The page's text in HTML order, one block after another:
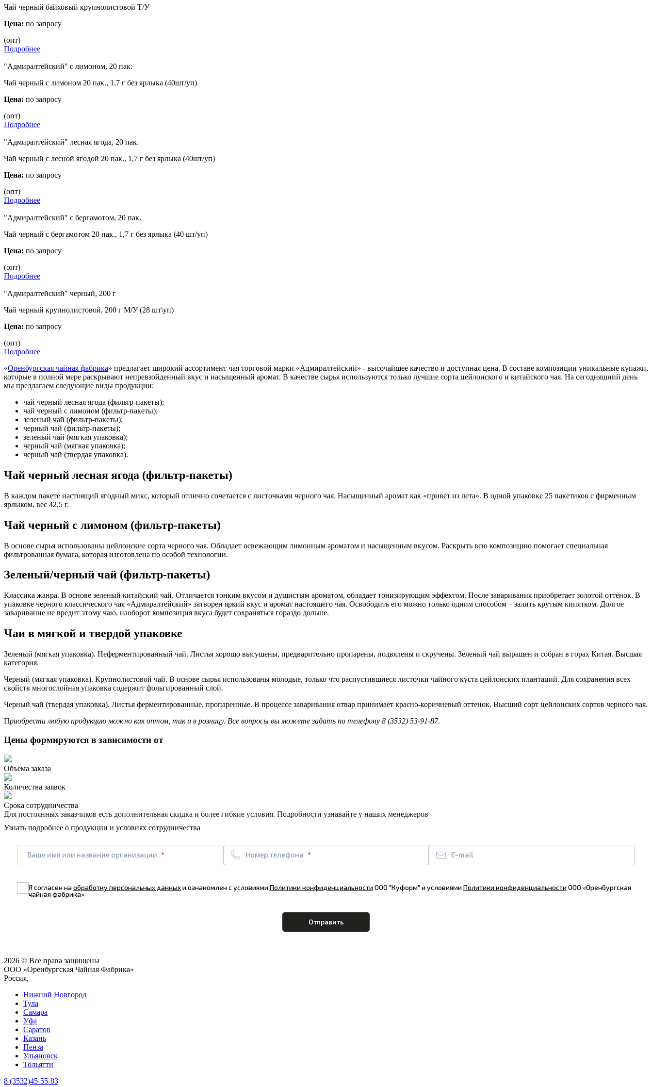
Чай черный байховый крупнолистовой Т/У
Цена: по запросу
(опт)
Подробнее
"Адмиралтейский" с лимоном, 20 пак.
Чай черный с лимоном 20 пак., 1,7 г без ярлыка (40шт/уп)
Цена: по запросу
(опт)
Подробнее
"Адмиралтейский" лесная ягода, 20 пак.
Чай черный с лесной ягодой 20 пак., 1,7 г без ярлыка (40шт/уп)
Цена: по запросу
(опт)
Подробнее
"Адмиралтейский" с бергамотом, 20 пак.
Чай черный с бергамотом 20 пак., 1,7 г без ярлыка (40 шт/уп)
Цена: по запросу
(опт)
Подробнее
"Адмиралтейский" черный, 200 г
Чай черный крупнолистовой, 200 г М/У (28 шт\уп)
Цена: по запросу
(опт)
Подробнее
«Оренбургская чайная фабрика» предлагает широкий ассортимент чая торговой марки «Адмиралтейский» - высочайшее качество и доступная цена. В составе композиции уникальные купажи,
которые в полной мере раскрывают непревзойденный вкус и насыщенный аромат. В качестве сырья используются только лучшие сорта цейлонского и китайского чая. На сегодняшний день
мы предлагаем следующие виды продукции:
чай черный лесная ягода (фильтр-пакеты);
чай черный с лимоном (фильтр-пакеты);
зеленый чай (фильтр-пакеты);
черный чай (фильтр-пакеты);
зеленый чай (мягкая упаковка);
черный чай (мягкая упаковка);
черный чай (твердая упаковка).
Чай черный лесная ягода (фильтр-пакеты)
В каждом пакете настоящий ягодный микс, который отлично сочетается с листочками черного чая. Насыщенный аромат как «привет из лета». В одной упаковке 25 пакетиков с фирменным
ярлыком, вес 42,5 г.
Чай черный с лимоном (фильтр-пакеты)
В основе сырья использованы цейлонские сорта черного чая. Обладает освежающим лимонным ароматом и насыщенным вкусом. Раскрыть всю композицию помогает специальная
фильтрованная бумага, которая изготовлена по особой технологии.
Зеленый/черный чай (фильтр-пакеты)
Классика жанра. В основе зеленый китайский чай. Отличается тонким вкусом и душистым ароматом, обладает тонизирующим эффектом. После заваривания приобретает золотой оттенок. В
упаковке черного классического чая «Адмиралтейский» затворен яркий вкус и аромат настоящего чая. Освободить его можно только одним способом – залить крутым кипятком. Долгое
заваривание не вредит этому чаю, наоборот композиция вкуса будет сохраняться гораздо дольше.
Чаи в мягкой и твердой упаковке
Зеленый (мягкая упаковка). Неферментированный чай. Листья хорошо высушены, предварительно пропарены, подвялены и скручены. Зеленый чай выращен и собран в горах Китая. Высшая
категория.
Черный (мягкая упаковка). Крупнолистовой чай. В основе сырья использованы молодые, только что распустившиеся листочки чайного куста цейлонских плантаций. Для сохранения всех
свойств многослойная упаковка содержит фольгированный слой.
Черный чай (твердая упаковка). Листья ферментированные, пропаренные. В процессе заваривания отвар принимает красно-коричневый оттенок. Высший сорт цейлонских сортов черного чая.
Приобрести любую продукцию можно как оптом, так и в розницу. Все вопросы вы можете задать по телефону 8 (3532) 53-91-87.
Цены формируются в зависимости от
Объема заказа
Количества заявок
Срока сотрудничества
Для постоянных заказчиков есть дополнительная скидка и более гибкие условия. Подробности узнавайте у наших менеджеров
Узнать подробнее о продукции и условиях сотрудничества
Ваше имя или название организации Номер телефона E-mail
Я согласен наобработку персональных данныхи ознакомлен с условиямиПолитики конфиденциальностиООО "Куформ" и условиямиПолитики конфиденциальностиООО «Оренбургская
чайная фабрика»
2026 © Все права защищены
ООО «Оренбургская Чайная Фабрика»
Россия,
Нижний Новгород
Тула
Самара
Уфа
Саратов
Казань
Пенза
Ульяновск
Тольятти
8 (3532)45-55-83